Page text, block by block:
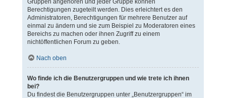
Gruppen angehören und jeder Gruppe können
Berechtigungen zugeteilt werden. Dies erleichtert es den
Administratoren, Berechtigungen für mehrere Benutzer auf
einmal zu ändern und sie zum Beispiel zu Moderatoren eines
Bereichs zu machen oder ihnen Zugriff zu einem
nichtöffentlichen Forum zu geben.
Nach oben
Wo finde ich die Benutzergruppen und wie trete ich ihnen
bei?
Du findest die Benutzergruppen unter „Benutzergruppen“ im